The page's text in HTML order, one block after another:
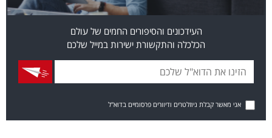
העידכונים והסיפורים החמים של עולם
הכלכלה והתקשורת ישירות במייל שלכם
אני מאשר קבלת ניוזלטרים ודיוורים פרסומיים בדוא"ל